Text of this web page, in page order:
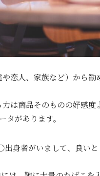
恋人、家族など）から勧
は商品そのものの好感
があります。
者がいまして、良いと